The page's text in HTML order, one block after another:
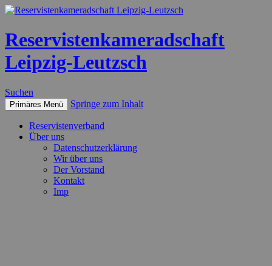
Reservistenkameradschaft
Leipzig-Leutzsch
Suchen
Primäres Menü Springe zum Inhalt
Reservistenverband
Über uns
Datenschutzerklärung
Wir über uns
Der Vorstand
Kontakt
Imp